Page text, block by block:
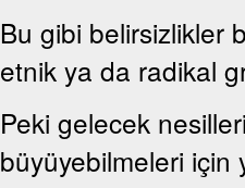
Bu gibi belirsizlikler
etnik ya da radikal
Peki gelecek
büyüyebilmeleri için